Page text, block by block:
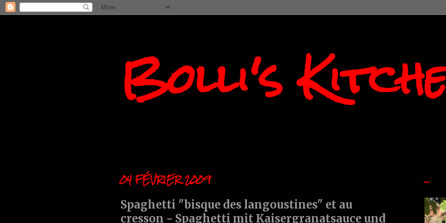
Bolli's
04 FÉVRIER 2009
Spaghetti "bisque des langoustines" et au
cresson - Spaghetti mit Kaisergranatsauce und
...